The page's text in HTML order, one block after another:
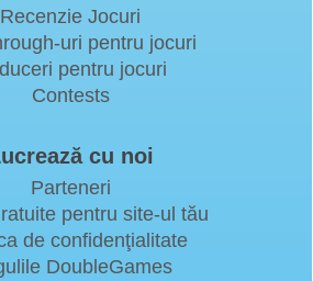
Recenzie Jocuri
uri pentru jocuri
pentru jocuri
Contests
cu noi
Parteneri
pentru site-ul tău
de confidenţialitate
DoubleGames